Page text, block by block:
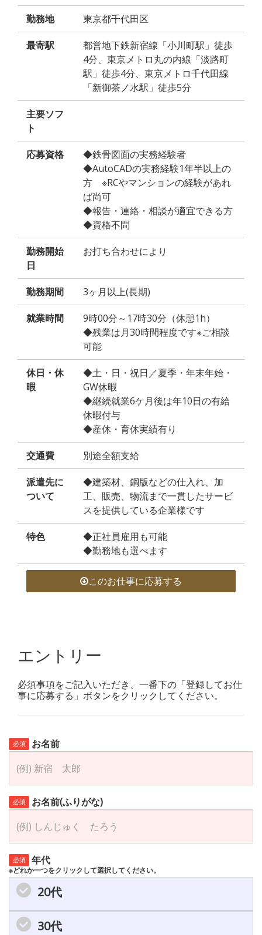
勤務地 東京都千代田区
最寄駅
都営地下鉄新宿線「小川町駅」徒歩
4分、東京メトロ丸の内線「淡路町
駅」徒歩4分、東京メトロ千代田線
「新御茶ノ水駅」徒歩5分
主要ソフ
ト
応募資格
◆鉄骨図面の実務経験者
◆AutoCADの実務経験1年半以上の
方 ※RCやマンションの経験があれ
ば尚可
◆報告・連絡・相談が適宜できる方
◆資格不問
勤務開始
日
お打ち合わせにより
勤務期間 3ヶ月以上(長期)
就業時間
9時00分～17時30分（休憩1h）
◆残業は月30時間程度です※ご相談
可能
休日・休
暇
◆土・日・祝日／夏季・年末年始・
GW休暇
◆継続就業6ケ月後は年10日の有給
休暇付与
◆産休・育休実績有り
交通費 別途全額支給
派遣先に
ついて
◆建築材、鋼版などの仕入れ、加
工、販売、物流まで一貫したサービ
スを提供している企業様です
特色
◆正社員雇用も可能
◆勤務地も選べます
このお仕事に応募する
エントリー
必須事項をご記入いただき、一番下の「登録してお仕
事に応募する」ボタンをクリックしてください。
必須 お名前
必須 お名前(ふりがな)
必須 年代
※どれか一つをクリックして選択してください。
20代
30代